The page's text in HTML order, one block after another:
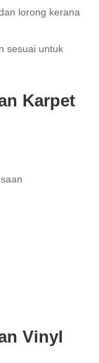
lorong kerana
sesuai untuk
Karpet
Vinyl